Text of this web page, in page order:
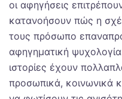
οι αφηγήσεις
κατανοήσουν πώς η
τους πρόσωπο
αφηγηματική ψυχολογία
ιστορίες έχουν
προσωπικά, κοινωνικά